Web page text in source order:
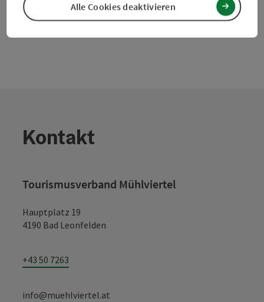
Kontakt
Tourismusverband Mühlviertel
Hauptplatz 19
4190 Bad Leonfelden
+43 50 7263
info@muehlviertel.at
Alle Cookies deaktivieren